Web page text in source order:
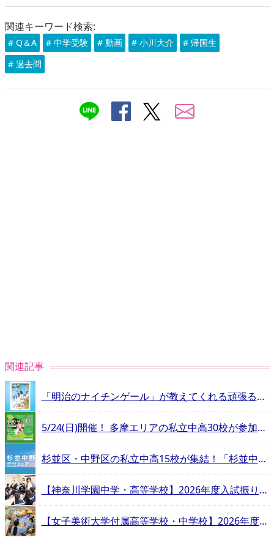
関連キーワード検索:
# Q＆A # 中学受験 # 動画 # 小川大介
# 帰国生
# 過去問
関連記事
「明治のナイチンゲール」が教えてくれる頑張るヒントとは？
5/24(日)開催！ 多摩エリアの私立中高30校が参加する合同相談会
杉並区・中野区の私立中高15校が集結！「杉並中野私立中学高等学校フェア」
【神奈川学園中学・高等学校】2026年度入試振り返りインタビュー
【女子美術大学付属高等学校・中学校】2026年度入試振り返りインタビュー